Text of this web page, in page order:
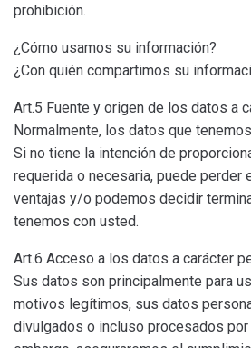
prohibición.
¿Cómo usamos su información?
¿Con quién compartimos su
Art.5 Fuente y origen de los datos a
Normalmente, los datos que
Si no tiene la intención de
requerida o necesaria, puede perder
ventajas y/o podemos decidir
tenemos con usted.
Art.6 Acceso a los datos a carácter
Sus datos son principalmente para
motivos legítimos, sus datos
divulgados o incluso procesados